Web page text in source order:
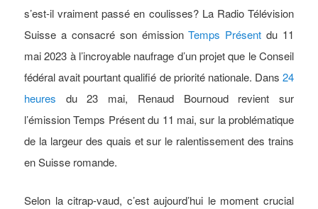
s’est-il vraiment passé en coulisses? La Radio Télévision
Suisse a consacré son émissionTemps Présent du 11
mai 2023 à l’incroyable naufrage d’un projet que le Conseil
fédéral avait pourtant qualifié de priorité nationale. Dans 24
heures du 23 mai, Renaud Bournoud revient sur
l’émission Temps Présent du 11 mai, sur la problématique
de la largeur des quais et sur le ralentissement des trains
en Suisse romande.
Selon la citrap-vaud, c’est aujourd’hui le moment crucial